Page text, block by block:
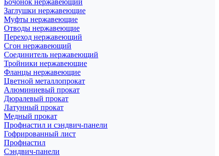
Бочонок нержавеющий
Заглушки нержавеющие
Муфты нержавеющие
Отводы нержавеющие
Переход нержавеющий
Сгон нержавеющий
Соединитель нержавеющий
Тройники нержавеющие
Фланцы нержавеющие
Цветной металлопрокат
Алюминиевый прокат
Дюралевый прокат
Латунный прокат
Медный прокат
Профнастил и сэндвич-панели
Гофрированный лист
Профнастил
Сэндвич-панели